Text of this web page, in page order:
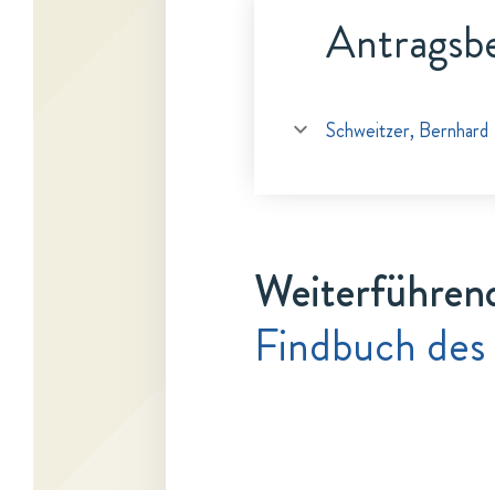
Schweitzer, Bernhard
Findbuch